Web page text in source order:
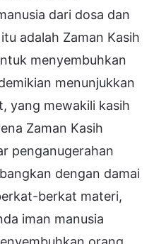
dari dosa dan
adalah Zaman Kasih
menyembuhkan
menunjukkan
yang mewakili kasih
Zaman Kasih
penganugerahan
dengan damai
berkat materi,
iman manusia